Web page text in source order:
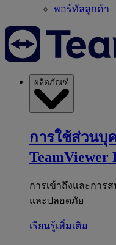
พอร์ทัลลูกค้า
ผลิตภัณฑ์
การใช้ส่วนบุ
TeamViewer
การเข้าถึงและการ
และปลอดภัย
เรียนรู้เพิ่มเติม